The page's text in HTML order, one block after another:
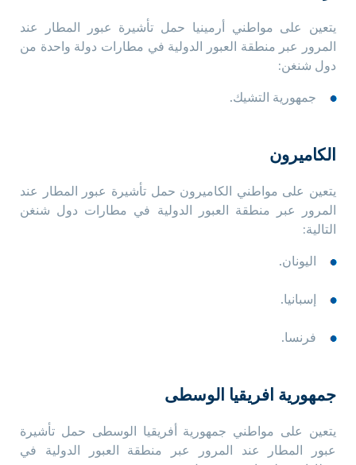
يتعين على مواطني أرمينيا حمل تأشيرة عبور المطار عند
المرور عبر منطقة العبور الدولية في مطارات دولة واحدة من
دول شنغن:
جمهورية التشيك.
الكاميرون
يتعين على مواطني الكاميرون حمل تأشيرة عبور المطار عند
المرور عبر منطقة العبور الدولية في مطارات دول شنغن
التالية:
اليونان.
إسبانيا.
فرنسا.
جمهورية افريقيا الوسطى
يتعين على مواطني جمهورية أفريقيا الوسطى حمل تأشيرة
عبور المطار عند المرور عبر منطقة العبور الدولية في